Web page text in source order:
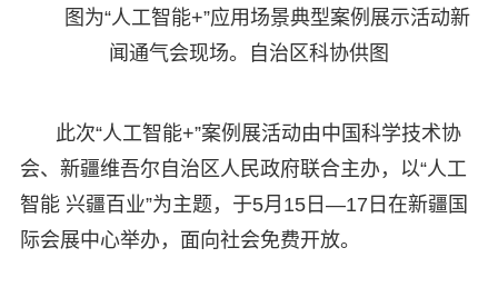
图为“人工智能+”应用场景典型案例展示活动新
闻通气会现场。自治区科协供图
此次“人工智能+”案例展活动由中国科学技术协
会、新疆维吾尔自治区人民政府联合主办，以“人工
智能 兴疆百业”为主题，于5月15日—17日在新疆国
际会展中心举办，面向社会免费开放。